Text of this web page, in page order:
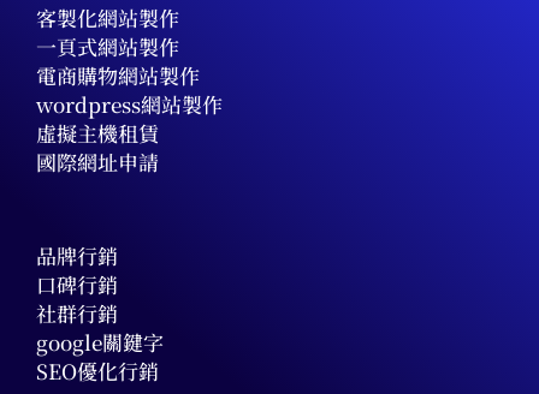
客製化網站製作
一頁式網站製作
電商購物網站製作
wordpress網站製作
虛擬主機租賃
國際網址申請
品牌行銷
口碑行銷
社群行銷
google關鍵字
SEO優化行銷